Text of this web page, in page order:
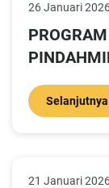
26 Januari
Selanjutnya
21 Januari